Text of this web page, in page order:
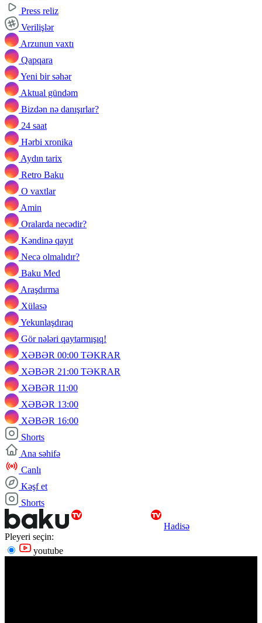
Press reliz
Verilişlər
Arzunun vaxtı
Qapqara
Yeni bir səhər
Aktual gündəm
Bizdən nə danışırlar?
24 saat
Hərbi xronika
Aydın tarix
Retro Baku
O vaxtlar
Amin
Oralarda necədir?
Kəndinə qayıt
Necə olmalıdır?
Baku Med
Araşdırma
Xülasə
Yekunlaşdıraq
Gör nələri qaytarmışıq!
XƏBƏR 00:00 TƏKRAR
XƏBƏR 21:00 TƏKRAR
XƏBƏR 11:00
XƏBƏR 13:00
XƏBƏR 16:00
Shorts
Ana səhifə
Canlı
Kəşf et
Shorts
Hadisə
Pleyeri seçin:
youtube